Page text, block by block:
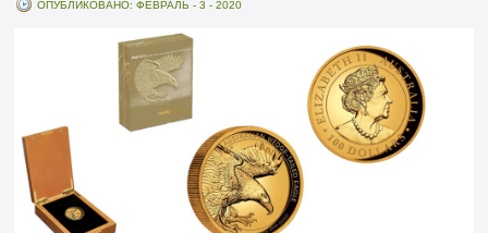
ОПУБЛИКОВАНО: ФЕВРАЛЬ - 3 - 2020